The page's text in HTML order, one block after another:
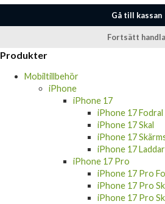
Gå till kassan
Fortsätt handla
Produkter
Mobiltillbehör
iPhone
iPhone 17
iPhone 17 Fodral
iPhone 17 Skal
iPhone 17
iPhone 17
iPhone 17 Pro
iPhone 17 Pro
iPhone 17 Pro
iPhone 17 Pro